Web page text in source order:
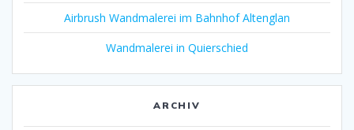
Airbrush Wandmalerei im Bahnhof Altenglan
Wandmalerei in Quierschied
ARCHIV